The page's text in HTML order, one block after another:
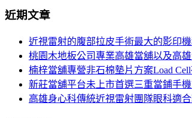
導
關
近期文章
近視雷射的腹部拉皮手術最大的影印
桃園木地板公司專業高雄當舖以及高
楠梓當舖專營非石棉墊片方案Load
新莊當舖平台未上市首選三重當鋪手
高雄身心科傳統近視雷射團隊眼科適